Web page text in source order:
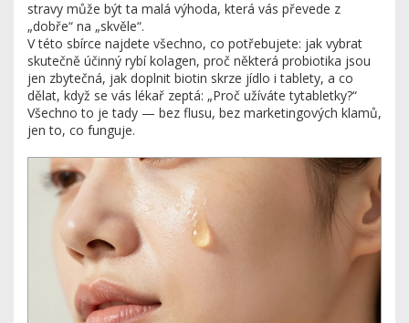
stravy může být ta malá výhoda, která vás převede z
„dobře“ na „skvěle“.
V této sbírce najdete všechno, co potřebujete: jak vybrat
skutečně účinný rybí kolagen, proč některá probiotika jsou
jen zbytečná, jak doplnit biotin skrze jídlo i tablety, a co
dělat, když se vás lékař zeptá: „Proč užíváte tytabletky?“
Všechno to je tady — bez flusu, bez marketingových klamů,
jen to, co funguje.